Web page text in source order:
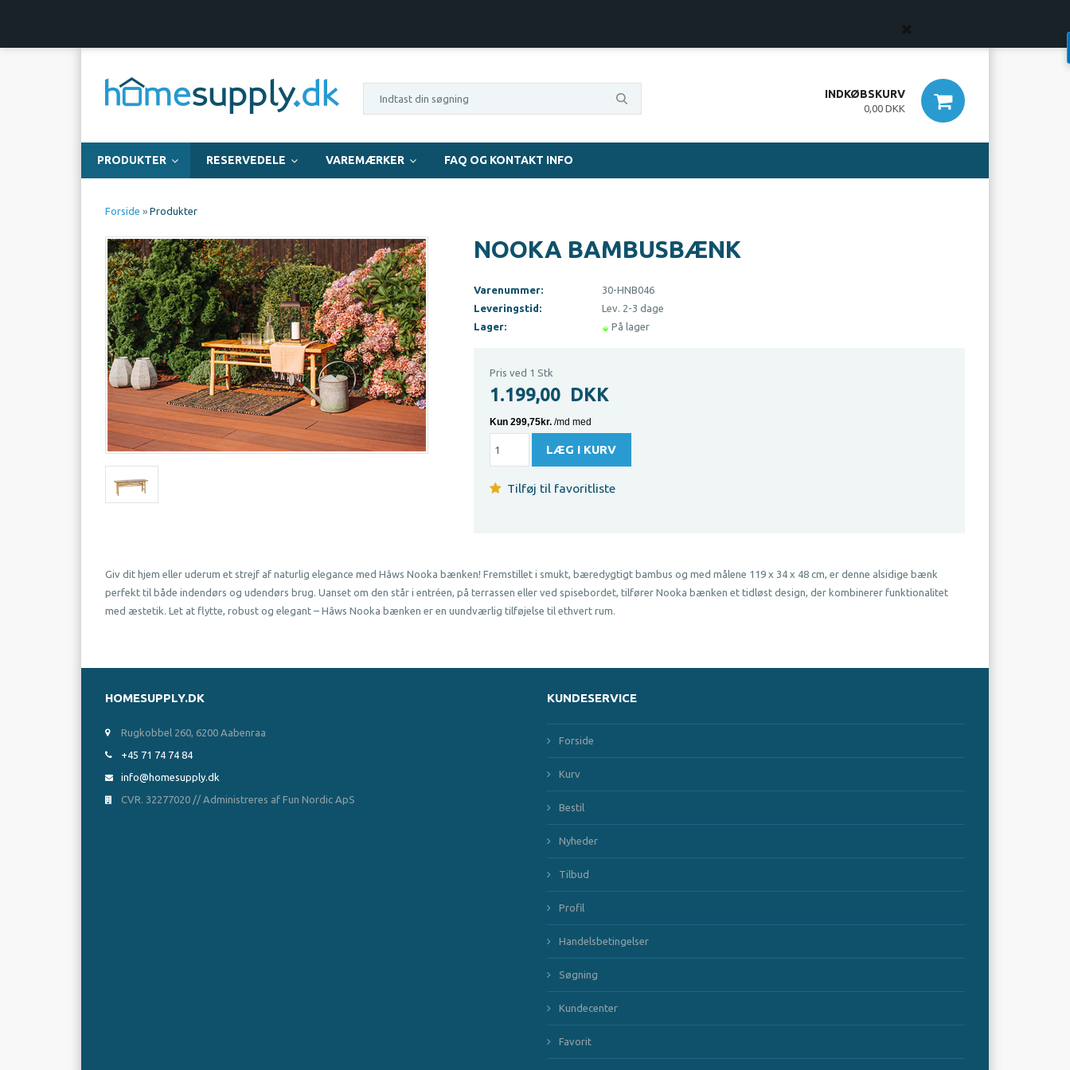
OBS! Din bestilling er først bindende, når vi har bekræftet din ordre.
INDKØBSKURV
0,00 DKK
PRODUKTER RESERVEDELE VAREMÆRKER FAQ OG KONTAKT INFO
Forside » Produkter
NOOKA BAMBUSBÆNK
Varenummer:
30-HNB046
Leveringstid:
Lev. 2-3 dage
Lager:
På lager
Pris ved 1 Stk
1.199,00DKK
Tilføj til favoritliste
Giv dit hjem eller uderum et strejf af naturlig elegance med Hâws Nooka bænken! Fremstillet i smukt, bæredygtigt bambus og med målene 119 x 34 x 48 cm, er denne alsidige bænk
perfekt til både indendørs og udendørs brug. Uanset om den står i entréen, på terrassen eller ved spisebordet, tilfører Nooka bænken et tidløst design, der kombinerer funktionalitet
med æstetik. Let at flytte, robust og elegant – Hâws Nooka bænken er en uundværlig tilføjelse til ethvert rum.
HOMESUPPLY.DK
Rugkobbel 260, 6200 Aabenraa
+45 71 74 74 84
info@homesupply.dk
CVR. 32277020 // Administreres af Fun Nordic ApS
KUNDESERVICE
Forside
Kurv
Bestil
Nyheder
Tilbud
Profil
Handelsbetingelser
Søgning
Kundecenter
Favorit